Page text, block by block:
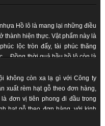
nhân, nói cách khác, rèm vải
những thế, những chiếc rèm
thuận tiện, giảm đi được cái
Hồ lô là mang lại những điều
thành hiện thực. Vật phẩm này là
lộc tròn đấy, tài phúc thăng
Đồng thời quả bầu hồ lô còn là
sản xuất theo đơn hàng, giao
không còn xa lạ gì với Công ty
xuất rèm hạt gỗ theo đơn hàng,
đơn vị tiên phong đi đầu trong
hạt gỗ theo đơn hàng, với kinh
nhiều khách hàng chọn lựa là